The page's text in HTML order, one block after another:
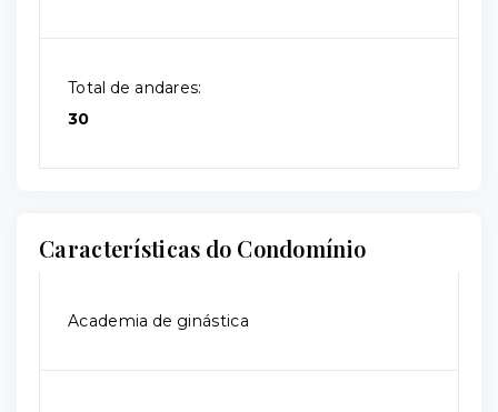
Total de andares:
30
Características do Condomínio
Academia de ginástica